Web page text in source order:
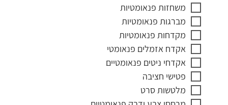
משחזות פנאומטיות
מברגות פנאומטיות
מקדחות פנאומטיות
אקדח אזמלים פנאומטי
אקדחי ניטים פנאומטיים
פטישי חציבה
מלטשות סרט